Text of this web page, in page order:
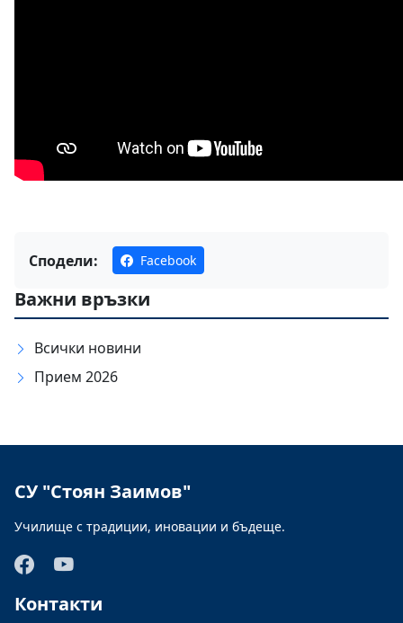
Сподели: Facebook
Важни връзки
Всички новини
Прием 2026
СУ "Стоян Заимов"
Училище с традиции, иновации и бъдеще.
Контакти